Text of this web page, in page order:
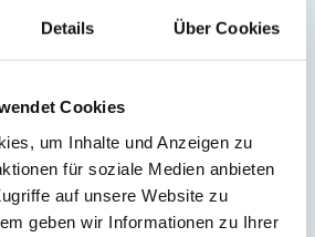
Details Über Cookies
Cookies
um Inhalte und Anzeigen zu
für soziale Medien anbieten
auf unsere Website zu
geben wir Informationen zu Ihrer